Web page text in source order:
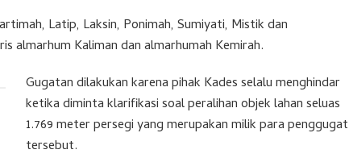
Latip, Laksin, Ponimah, Sumiyati, Mistik dan
almarhum Kaliman dan almarhumah Kemirah.
Gugatan dilakukan karena pihak Kades selalu menghindar
ketika diminta klarifikasi soal peralihan objek lahan seluas
1.769 meter persegi yang merupakan milik para penggugat
tersebut.